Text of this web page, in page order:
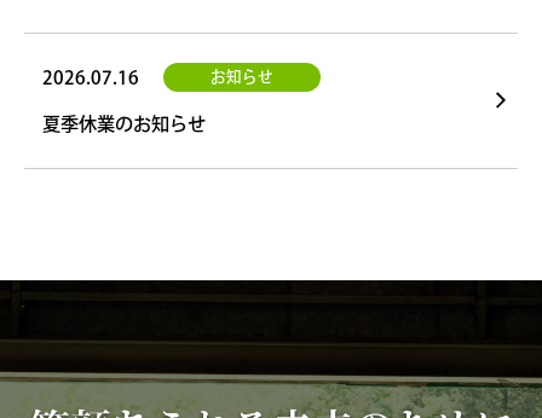
2026.07.16 お知らせ
夏季休業のお知らせ